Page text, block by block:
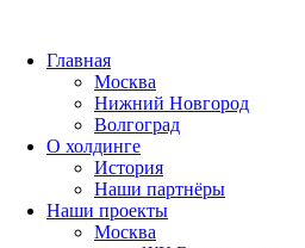
Главная
Москва
Нижний Новгород
Волгоград
О холдинге
История
Наши партнёры
Наши проекты
Москва